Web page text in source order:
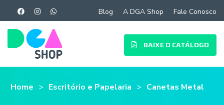
Blog A DGA Shop Fale Conosco
BAIXE O CATÁLOGO
Home Escritório e Papelaria Canetas Metal